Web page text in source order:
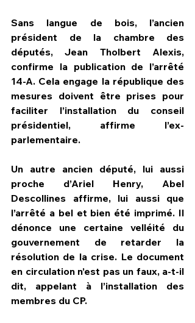
Sans langue de bois, l’ancien
président de la chambre des
députés, Jean Tholbert Alexis,
confirme la publication de l’arrêté
14-A. Cela engage la république des
mesures doivent être prises pour
faciliter l’installation du conseil
présidentiel, affirme l’ex-
parlementaire.
Un autre ancien député, lui aussi
proche d’Ariel Henry, Abel
Descollines affirme, lui aussi que
l’arrêté a bel et bien été imprimé. Il
dénonce une certaine velléité du
gouvernement de retarder la
résolution de la crise. Le document
en circulation n’est pas un faux, a-t-il
dit, appelant à l’installation des
membres du CP.